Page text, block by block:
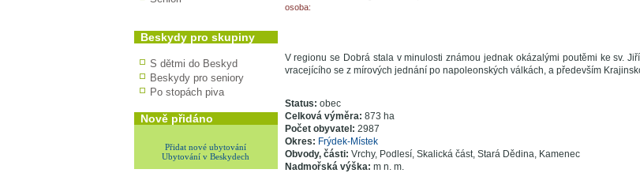
Beskydy pro skupiny
S dětmi do Beskyd
Beskydy pro seniory
Po stopách piva
Nově přidáno
Přidat nové ubytování
Ubytování v Beskydech
osoba:
V regionu se Dobrá stala v minulosti známou jednak okázalými poutěmi ke sv.
vracejícího se z mírových jednání po napoleonských válkách, a především
Status: obec
Celková výměra: 873 ha
Počet obyvatel: 2987
Okres: Frýdek-Místek
Obvody, části: Vrchy, Podlesí, Skalická část, Stará Dědina, Kamenec
Nadmořská výška: m n. m.